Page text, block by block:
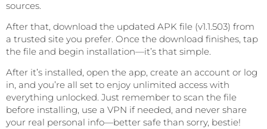
sources.
After that, download the updated APK file (v1.1.503) from
a trusted site you prefer. Once the download finishes, tap
the file and begin installation—it’s that simple.
After it’s installed, open the app, create an account or log
in, and you’re all set to enjoy unlimited access with
everything unlocked. Just remember to scan the file
before installing, use a VPN if needed, and never share
your real personal info—better safe than sorry, bestie!